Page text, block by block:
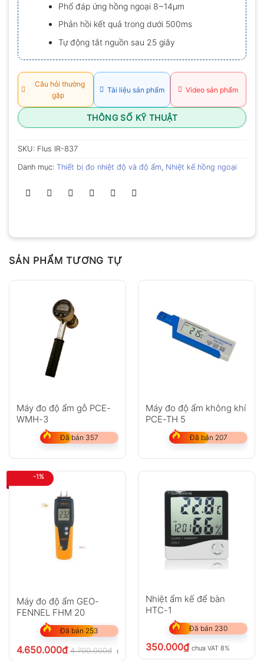
Phổ đáp ứng hồng ngoại 8~14μm
Phản hồi kết quả trong dưới 500ms
Tự động tắt nguồn sau 25 giây
Câu hỏi thường
gặp
Tài liệu sản phẩm Video sản phẩm
THÔNG SỐ KỸ THUẬT
SKU: Flus IR-837
Danh mục: Thiết bị đo nhiệt độ và độ ẩm, Nhiệt kế hồng ngoại
SẢN PHẨM TƯƠNG TỰ
Máy đo độ ẩm gỗ PCE-
WMH-3
Đã bán 357
Máy đo độ ẩm không khí
PCE-TH 5
Đã bán 207
-1%
Máy đo độ ẩm GEO-
FENNEL FHM 20
Đã bán 253
4.650.000₫ 4.700.000₫ chưa VAT 8%
Nhiệt ẩm kế để bàn
HTC-1
Đã bán 230
350.000₫ chưa VAT 8%